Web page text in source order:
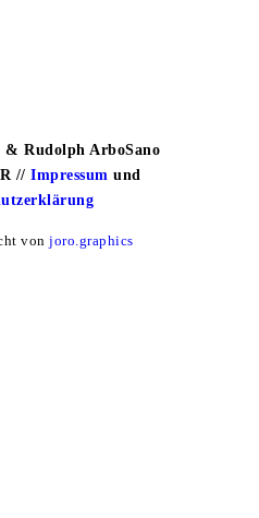
& Rudolph ArboSano
//Impressum und
vonjoro.graphics